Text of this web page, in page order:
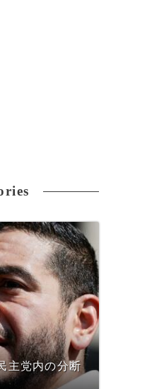
主党内の分断